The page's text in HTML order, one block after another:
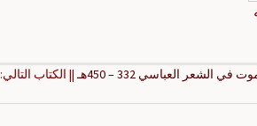
في الشعر العباسي 332 – 450هـ || الكتاب التالي: